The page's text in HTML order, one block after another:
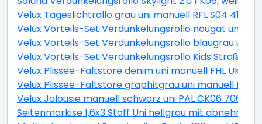
Velux Tageslichtrollo grau uni manuell RFL S04 4161S
Velux Vorteils-Set Verdunkelungsrollo nougat uni
Velux Vorteils-Set Verdunkelungsrollo blaugrau uni
Velux Vorteils-Set Verdunkelungsrollo Kids Straßen
Velux Plissee-Faltstore denim uni manuell FHL UK04
Velux Plissee-Faltstore graphitgrau uni manuell FHL
Velux Jalousie manuell schwarz uni PAL CK06 7062S
Seitenmarkise 1,6x3 Stoff Uni hellgrau mit